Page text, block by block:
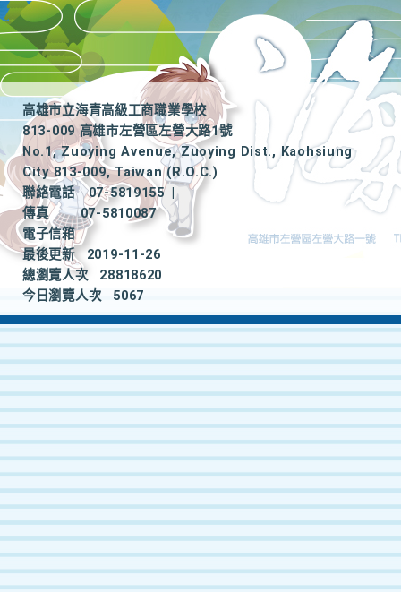
高雄市立海青高級工商職業學校
813-009 高雄市左營區左營大路1號
No.1, Zuoying Avenue, Zuoying Dist., Kaohsiung
City 813-009, Taiwan (R.O.C.)
聯絡電話
07-5819155
|
傳真
07-5810087
電子信箱
最後更新
2019-11-26
總瀏覽人次
28818620
今日瀏覽人次
5067